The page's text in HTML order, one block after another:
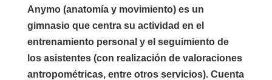
Anymo (anatomía y movimiento) es un
gimnasio que centra su actividad en el
entrenamiento personal y el seguimiento de
los asistentes (con realización de valoraciones
antropométricas, entre otros servicios). Cuenta